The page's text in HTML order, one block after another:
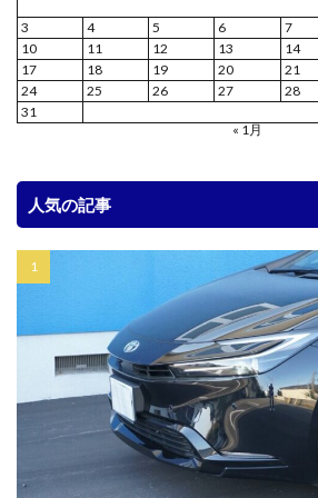
3
4 5 6 7
10
11 12 13 14
17
18 19 20 21
24
25 26 27 28
31
« 1月
人気の記事